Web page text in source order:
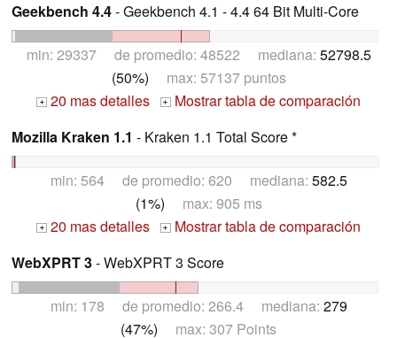
Geekbench 4.4- Geekbench 4.1 - 4.4 64 Bit Multi-Core
min: 29337 de promedio: 48522 mediana: 52798.5
(50%) max: 57137 puntos
+ 20 mas detalles + Mostrar tabla de comparación
Mozilla Kraken 1.1 - Kraken 1.1 Total Score *
min: 564 de promedio: 620 mediana: 582.5
(1%) max: 905 ms
+ 20 mas detalles + Mostrar tabla de comparación
WebXPRT 3- WebXPRT 3 Score
min: 178 de promedio: 266.4 mediana: 279
(47%) max: 307 Points